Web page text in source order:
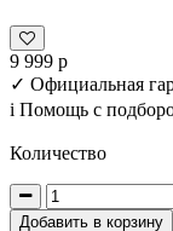
9 999 р
✓ Официальная
i Помощь с
Количество
Добавить в корзину